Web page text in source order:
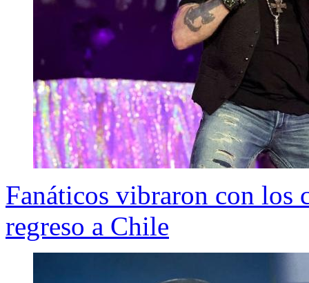
Fanáticos vibraron con los
regreso a Chile